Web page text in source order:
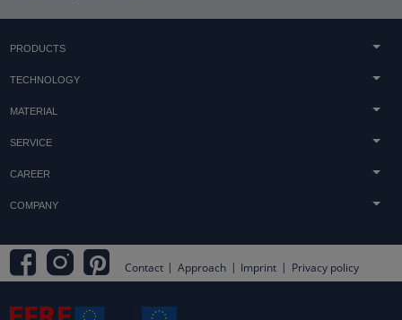
PRODUCTS
Technical components
Tombstones
Shopfitting
Logos
TECHNOLOGY
Finish
Technology & Machinery
MATERIAL
Wood
Metal
SERVICE
Downloads
Practical Tips
Product Development & Design
CAREER
apprenticeship
Internships and vacation work
COMPANY
Approach
Inquiry
Contact Approach Imprint Privacy policy